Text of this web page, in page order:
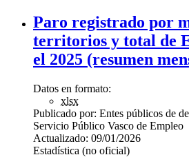
Paro registrado por
territorios y total de
el 2025 (resumen
Datos en formato:
xlsx
Publicado por: Entes públicos de
Servicio Público Vasco de Empleo
Actualizado: 09/01/2026
Estadística (no oficial)